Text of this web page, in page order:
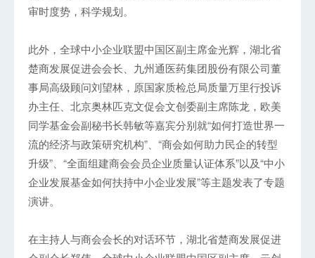
审时度势，科学规划。
此外，全球中小企业联盟中国区副主席金光辉，湖北省
楚商发展促进会会长、九州通医药集团股份有限公司董
事局高级顾问刘望林，原国家质检总局质量万里行投诉
办主任、北京奥林匹克文促会文创委副主席陈龙，欧美
同学基金会副秘书长韩敏等嘉宾分别就“如何打造世界一
流的经济与政策研究机构”、“商会如何助力民企的转型
升级”、“全面组建商会会员企业质量认证体系”以及“中小
企业发展基金如何扶持中小企业发展”等主题发表了专题
演讲。
在主持人与商会会长的对话环节，湖北省楚商发展促进